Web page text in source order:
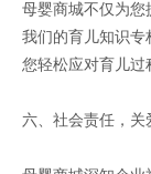
母婴商城不仅为您
我们的育儿知识专
您轻松应对育儿过
六、社会责任，关